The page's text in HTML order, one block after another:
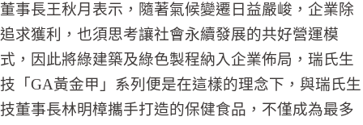
董事長王秋月表示，隨著氣候變遷日益嚴峻，企業除
追求獲利，也須思考讓社會永續發展的共好營運模
式，因此將綠建築及綠色製程納入企業佈局，瑞氏生
技「GA黃金甲」系列便是在這樣的理念下，與瑞氏生
技董事長林明樟攜手打造的保健食品，不僅成為最多